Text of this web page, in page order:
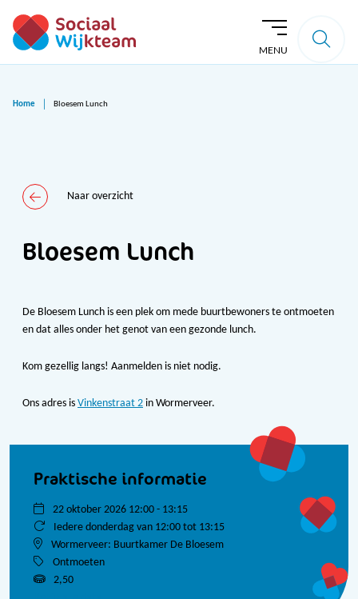
MENU
Home Bloesem Lunch
Naar overzicht
Bloesem Lunch
De Bloesem Lunch is een plek om mede buurtbewoners te ontmoeten
en dat alles onder het genot van een gezonde lunch.
Kom gezellig langs! Aanmelden is niet nodig.
Ons adres is Vinkenstraat 2 in Wormerveer.
Praktische informatie
22 oktober 2026 12:00 - 13:15
Iedere donderdag van 12:00 tot 13:15
Wormerveer: Buurtkamer De Bloesem
Ontmoeten
2,50